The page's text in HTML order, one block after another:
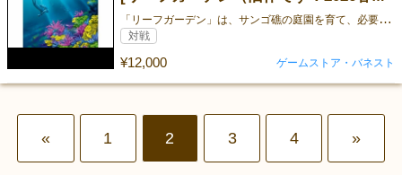
「
リーフガーデン」は、サンゴ礁の庭園を育て、必要に応じて収穫してさらに植えていくゲームです。
¥12,000
対戦
ゲームストア・バネスト
« 1 2 3 4 »